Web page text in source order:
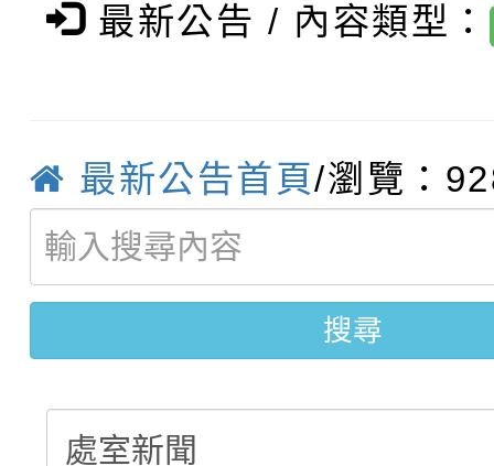
「祖孫樂淘桃」、「愛
站幸福系列講座及成長
報，惠請貴機關(學校)
宣導。
員」簡章及活動海報，
115學年度新生訓練注
學年度第1學期第7次代
結果(第10招)
【甄選結果(第2招)】
學年度第1學期第9次代
轉知：本市公務人員協
9月16日本府B2大禮堂
最新公告 / 內容類型：
最新公告首頁/瀏覽：
搜尋